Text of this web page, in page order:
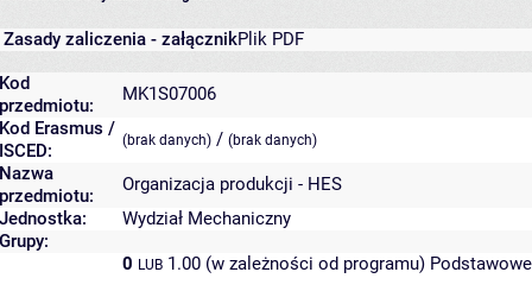
Zasady zaliczenia - załącznikPlik PDF
Kod
przedmiotu:
MK1S07006
Kod Erasmus /
ISCED:
(brak danych) / (brak danych)
Nazwa
przedmiotu:
Organizacja produkcji - HES
Jednostka:
Wydział Mechaniczny
Grupy:
0 LUB 1.00 (w zależności od programu)